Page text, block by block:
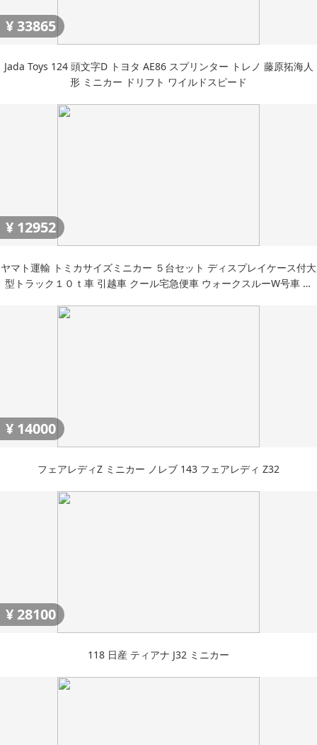
¥33865
Jada Toys 124 頭文字D トヨタ AE86 スプリンター トレノ 藤原拓海人
形 ミニカー ドリフト ワイルドスピード
¥ 12952
ヤマト運輸 トミカサイズミニカー ５台セット ディスプレイケース付大
型トラック１０ｔ車 引越車 クール宅急便車 ウォークスルーW号車 ウ
¥ 14000
フェアレディZ ミニカー ノレブ 143 フェアレディ Z32
¥ 28100
118 日産 ティアナ J32 ミニカー